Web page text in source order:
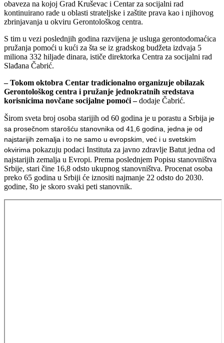
obaveza na kojoj Grad Kruševac i Centar za socijalni rad
kontinuirano rade u oblasti strateljske i zaštite prava kao i njihovog
zbrinjavanja u okviru Gerontološkog centra.
S tim u vezi poslednjih godina razvijena je usluga gerontodomaćica
pružanja pomoći u kući za šta se iz gradskog budžeta izdvaja 5
miliona 332 hiljade dinara, ističe direktorka Centra za socijalni rad
Slađana Čabrić.
– Tokom oktobra Centar tradicionalno organizuje obilazak
Gerontološkog centra i pružanje jednokratnih sredstava
korisnicima novčane socijalne pomoći –dodaje Čabrić.
Širom sveta broj osoba starijih od 60 godina je u porastu a Srbija je
sa prosečnom starošću stanovnika od 41,6 godina, jedna je od
najstarijih zemalja i to ne samo u evropskim, već i u svetskim
okvirima pokazuju podaci Instituta za javno zdravlje Batut jedna od
najstarijih zemalja u Evropi. Prema poslednjem Popisu stanovništva
Srbije, stari čine 16,8 odsto ukupnog stanovništva. Procenat osoba
preko 65 godina u Srbiji će iznositi najmanje 22 odsto do 2030.
godine, što je skoro svaki peti stanovnik.